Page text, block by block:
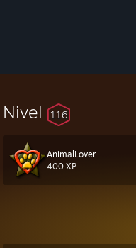
Nivel 116
AnimalLover
400 XP